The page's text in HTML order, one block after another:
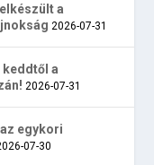
a
2026-07-31
a
2026-07-31
egykori
07-30